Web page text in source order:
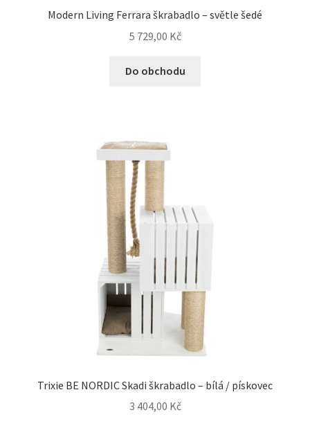
Modern Living Ferrara škrabadlo – světle šedé
5 729,00 Kč
Do obchodu
Trixie BE NORDIC Skadi škrabadlo – bílá / pískovec
3 404,00 Kč